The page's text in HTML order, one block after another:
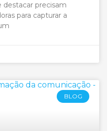
destacar precisam
para capturar a
BLOG